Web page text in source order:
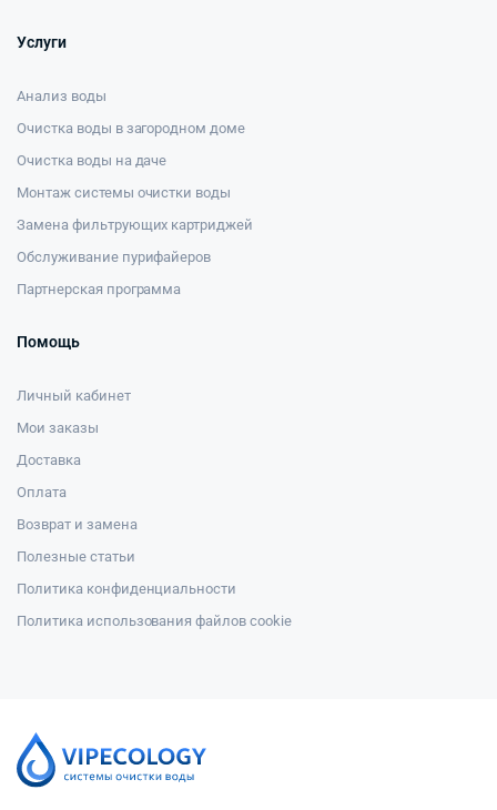
Услуги
Анализ воды
Очистка воды в загородном доме
Очистка воды на даче
Монтаж системы очистки воды
Замена фильтрующих картриджей
Обслуживание пурифайеров
Партнерская программа
Помощь
Личный кабинет
Мои заказы
Доставка
Оплата
Возврат и замена
Полезные статьи
Политика конфиденциальности
Политика использования файлов cookie